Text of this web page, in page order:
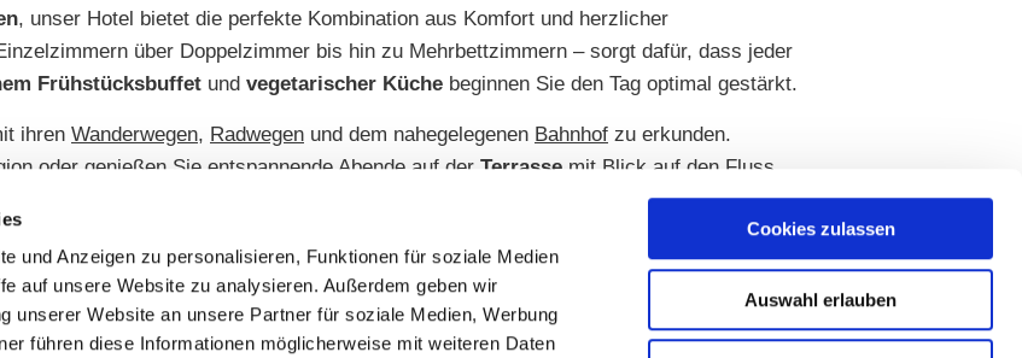
und Anzeigen zu personalisieren, Funktionen für soziale Medien
auf unsere Website zu analysieren. Außerdem geben wir
unserer Website an unsere Partner für soziale Medien, Werbung
führen diese Informationen möglicherweise mit weiteren Daten
Cookies zulassen
Auswahl erlauben
, unser Hotel bietet die perfekte Kombination aus Komfort und herzlicher
über Doppelzimmer bis hin zu Mehrbettzimmern – sorgt dafür, dass jeder
Frühstücksbuffet und vegetarischer Küche beginnen Sie den Tag optimal gestärkt.
ihren Wanderwegen, Radwegen und dem nahegelegenen Bahnhof zu erkunden.
oder genießen Sie entspannende Abende auf der Terrasse mit Blick auf den Fluss.